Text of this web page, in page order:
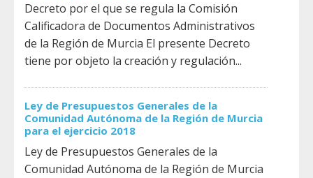
Decreto por el que se regula la Comisión
Calificadora de Documentos Administrativos
de la Región de Murcia El presente Decreto
tiene por objeto la creación y regulación...
Ley de Presupuestos Generales de la
Comunidad Autónoma de la Región de Murcia
para el ejercicio 2018
Ley de Presupuestos Generales de la
Comunidad Autónoma de la Región de Murcia